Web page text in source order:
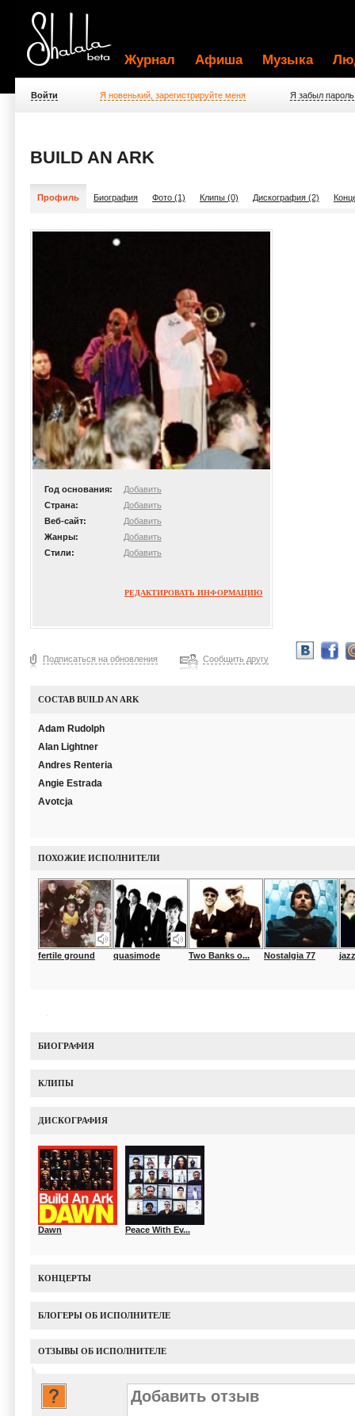
Журнал Афиша Музыка
Войти Я новенький, зарегистрируйте меня Я забыл пароль
BUILD AN ARK
Профиль Биография Фото (1) Клипы (0) Дискография (2)
Год основания:
Добавить
Страна:
Добавить
Веб-сайт:
Добавить
Жанры:
Добавить
Стили:
Добавить
РЕДАКТИРОВАТЬ ИНФОРМАЦИЮ
Подписаться на обновления Сообщить другу
СОСТАВ BUILD AN ARK
Adam Rudolph
Alan Lightner
Andres Renteria
Angie Estrada
Avotcja
ПОХОЖИЕ ИСПОЛНИТЕЛИ
fertile ground quasimode Two Banks o... Nostalgia 77
БИОГРАФИЯ
КЛИПЫ
ДИСКОГРАФИЯ
Dawn Peace With Ev...
КОНЦЕРТЫ
БЛОГЕРЫ ОБ ИСПОЛНИТЕЛЕ
ОТЗЫВЫ ОБ ИСПОЛНИТЕЛЕ